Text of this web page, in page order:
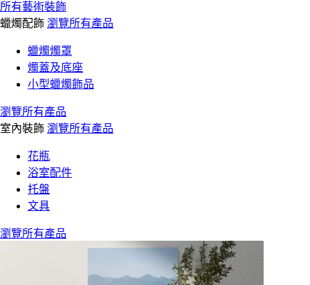
所有藝術裝飾
蠟燭配飾 瀏覽所有產品
蠟燭燭罩
燭蓋及底座
小型蠟燭飾品
瀏覽所有產品
室內裝飾 瀏覽所有產品
花瓶
浴室配件
托盤
文具
瀏覽所有產品